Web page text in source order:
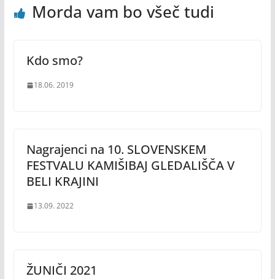
Morda vam bo všeč tudi
Kdo smo?
18.06. 2019
Nagrajenci na 10. SLOVENSKEM
FESTVALU KAMIŠIBAJ GLEDALIŠČA V
BELI KRAJINI
13.09. 2022
ŽUNIČI 2021